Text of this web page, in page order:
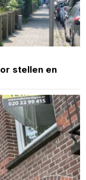
stellen en